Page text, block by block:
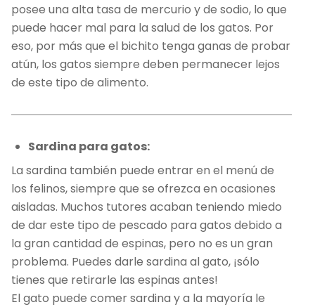
posee una alta tasa de mercurio y de sodio, lo que
puede hacer mal para la salud de los gatos. Por
eso, por más que el bichito tenga ganas de probar
atún, los gatos siempre deben permanecer lejos
de este tipo de alimento.
Sardina para gatos:
La sardina también puede entrar en el menú de
los felinos, siempre que se ofrezca en ocasiones
aisladas. Muchos tutores acaban teniendo miedo
de dar este tipo de pescado para gatos debido a
la gran cantidad de espinas, pero no es un gran
problema. Puedes darle sardina al gato, ¡sólo
tienes que retirarle las espinas antes!
El gato puede comer sardina y a la mayoría le